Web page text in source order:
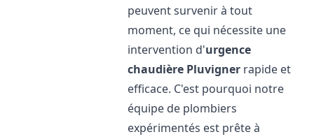
peuvent survenir à tout
moment, ce qui nécessite une
intervention d'urgence
chaudière Pluvigner rapide et
efficace. C'est pourquoi notre
équipe de plombiers
expérimentés est prête à